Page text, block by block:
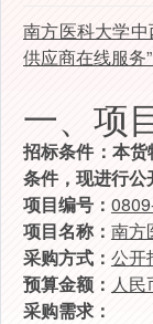
南方医科大学
供应商在线服务
一、项
招标条件：本货
条件，现进行公
项目编号：
项目名称： 南方
采购方式： 公开
预算金额： 人民
采购需求：